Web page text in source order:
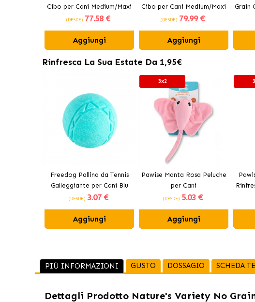
Cibo per Cani Medium/Maxi
con Pollo
(DESDE) 77.58 €
Aggiungi
Cibo per Cani Medium/Maxi
con Salmone Norvegese
(DESDE) 79.99 €
Aggiungi
Grain
Rinfresca La Sua Estate Da 1,95€
Freedog Pallina da Tennis
Galleggiante per Cani Blu
(DESDE) 3.07 €
Aggiungi
3x2
Pawise Manta Rosa Peluche
per Cani
(DESDE) 5.03 €
Aggiungi
PIÙ INFORMAZIONI GUSTO DOSSAGIO SCHEDA
Dettagli Prodotto Nature's Variety No